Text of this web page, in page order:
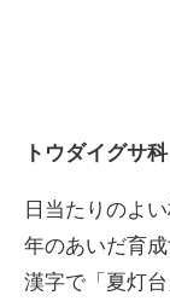
高尾山の花
トウダイグサ科
日当たりのよ
年のあいだ育成
漢字で「夏灯